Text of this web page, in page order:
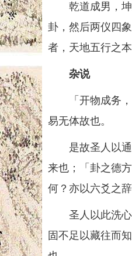
乾道成男，坤
卦，然后两仪四
者，天地五行之
杂说
「开物成务，
易无体故也。
是故圣人以通
来也；「卦之德
何？亦以六爻之辞
圣人以此洗心
固不足以藏往而